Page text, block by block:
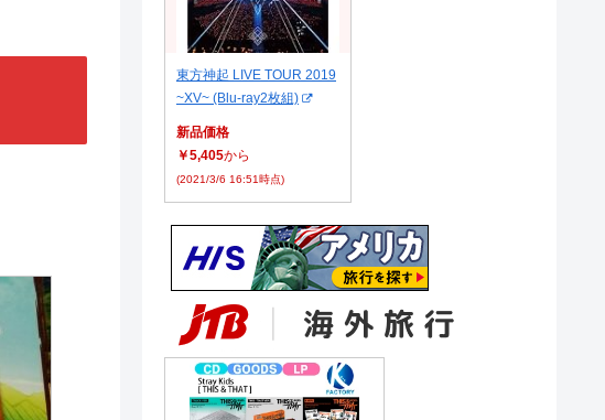
東方神起 LIVE TOUR 2019
~XV~ (Blu-ray2枚組)
新品価格
￥5,405から
(2021/3/6 16:51時点)